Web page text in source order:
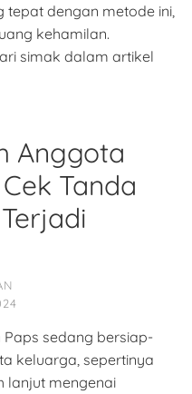
dengan metode ini,
kehamilan.
simak dalam artikel
Anggota
Tanda
sedang bersiap-
keluarga, sepertinya
lanjut mengenai